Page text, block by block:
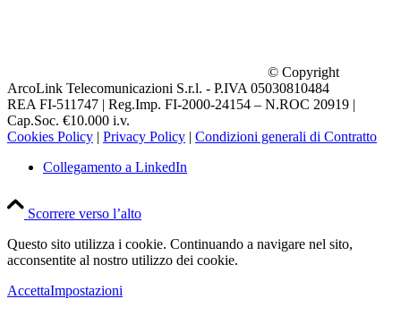
© Copyright
ArcoLink Telecomunicazioni S.r.l. - P.IVA 05030810484
REA FI-511747 | Reg.Imp. FI-2000-24154 – N.ROC 20919 |
Cap.Soc. €10.000 i.v.
Cookies Policy | Privacy Policy | Condizioni generali di Contratto
Collegamento a LinkedIn
Scorrere verso l’alto
Questo sito utilizza i cookie. Continuando a navigare nel sito,
acconsentite al nostro utilizzo dei cookie.
AccettaImpostazioni